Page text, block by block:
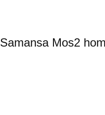
Samansa Mos2